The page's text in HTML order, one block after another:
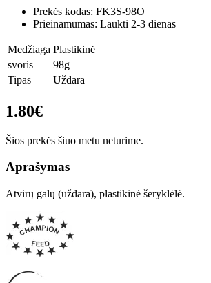
Prekės kodas: FK3S-98O
Prieinamumas: Laukti 2-3 dienas
Medžiaga Plastikinė
svoris
98g
Tipas
Uždara
1.80€
Šios prekės šiuo metu neturime.
Aprašymas
Atvirų galų (uždara), plastikinė šeryklėlė.